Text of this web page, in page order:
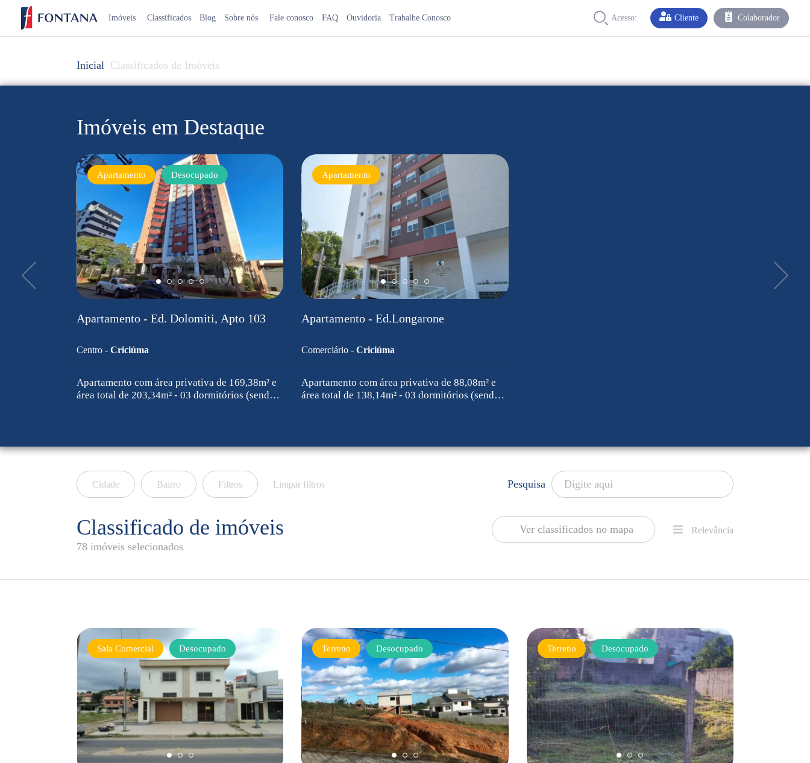
Imóveis Classificados Blog Sobre nós Fale conosco FAQ Ouvidoria Trabalhe Conosco Acesso: Cliente Colaborador
Inicial Classificados de Imóveis
Imóveis em Destaque
Apartamento Desocupado
Apartamento - Ed. Dolomiti, Apto 103
Centro - Criciúma
Apartamento com área privativa de 169,38m² e
área total de 203,34m² - 03 dormitórios (sendo
Apartamento
Apartamento - Ed.Longarone
Comerciário -Criciúma
Apartamento com área privativa de 88,08m² e
área total de 138,14m² - 03 dormitórios (sendo
Cidade Bairro Filtros Limpar filtros Pesquisa
Classificado de imóveis
78 imóveis selecionados
Ver classificados no mapa Relevância
Sala Comercial Desocupado Terreno Desocupado Terreno Desocupado